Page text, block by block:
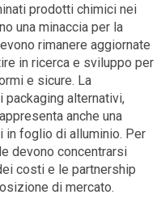
prodotti chimici nei
una minaccia per la
rimanere aggiornate
in ricerca e sviluppo per
e sicure. La
packaging alternativi,
anche una
in foglio di alluminio. Per
devono concentrarsi
costi e le partnership
di mercato.